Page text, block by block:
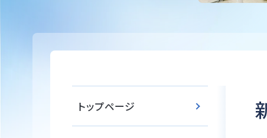
トップページ